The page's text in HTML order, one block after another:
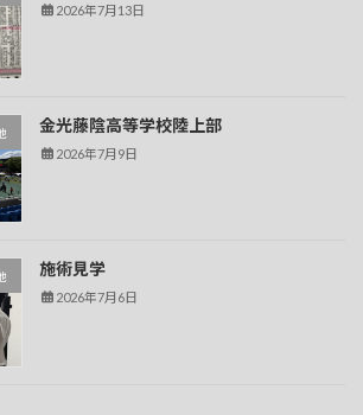
2026年7月13日
金光藤陰高等学校陸上部
2026年7月9日
施術見学
2026年7月6日